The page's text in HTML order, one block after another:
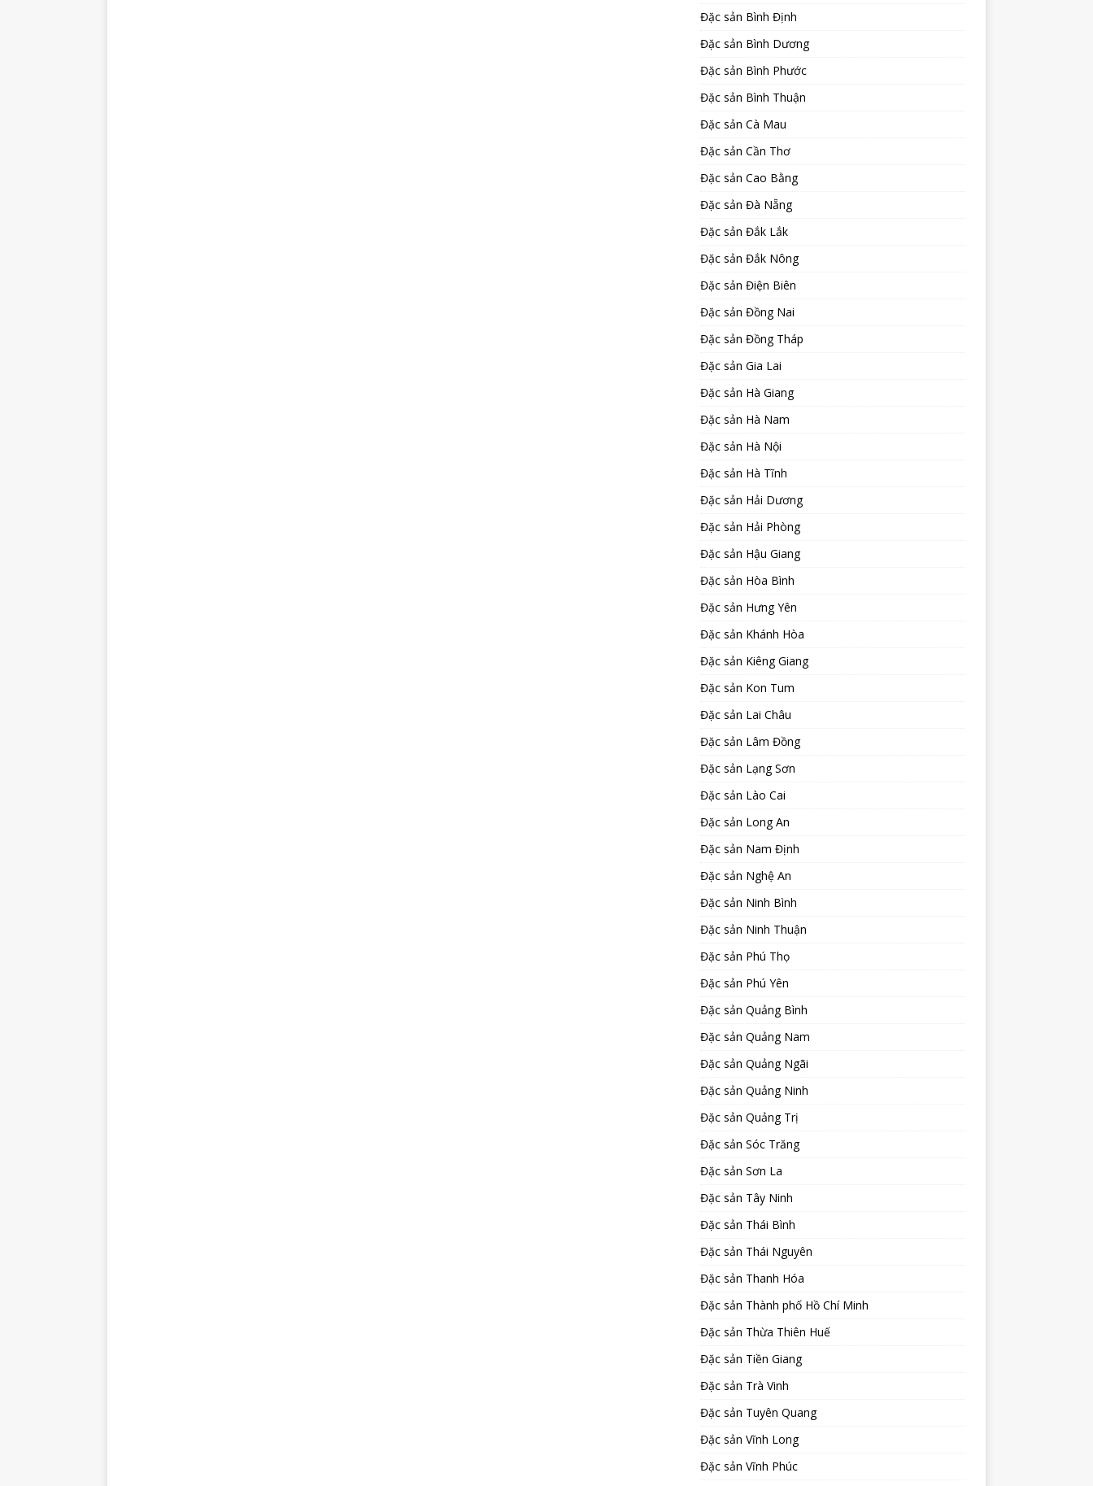
Đặc sản Bình Định
Đặc sản Bình Dương
Đặc sản Bình Phước
Đặc sản Bình Thuận
Đặc sản Cà Mau
Đặc sản Cần Thơ
Đặc sản Cao Bằng
Đặc sản Đà Nẵng
Đặc sản Đắk Lắk
Đặc sản Đắk Nông
Đặc sản Điện Biên
Đặc sản Đồng Nai
Đặc sản Đồng Tháp
Đặc sản Gia Lai
Đặc sản Hà Giang
Đặc sản Hà Nam
Đặc sản Hà Nội
Đặc sản Hà Tĩnh
Đặc sản Hải Dương
Đặc sản Hải Phòng
Đặc sản Hậu Giang
Đặc sản Hòa Bình
Đặc sản Hưng Yên
Đặc sản Khánh Hòa
Đặc sản Kiêng Giang
Đặc sản Kon Tum
Đặc sản Lai Châu
Đặc sản Lâm Đồng
Đặc sản Lạng Sơn
Đặc sản Lào Cai
Đặc sản Long An
Đặc sản Nam Định
Đặc sản Nghệ An
Đặc sản Ninh Bình
Đặc sản Ninh Thuận
Đặc sản Phú Thọ
Đặc sản Phú Yên
Đặc sản Quảng Bình
Đặc sản Quảng Nam
Đặc sản Quảng Ngãi
Đặc sản Quảng Ninh
Đặc sản Quảng Trị
Đặc sản Sóc Trăng
Đặc sản Sơn La
Đặc sản Tây Ninh
Đặc sản Thái Bình
Đặc sản Thái Nguyên
Đặc sản Thanh Hóa
Đặc sản Thành phố Hồ Chí Minh
Đặc sản Thừa Thiên Huế
Đặc sản Tiền Giang
Đặc sản Trà Vinh
Đặc sản Tuyên Quang
Đặc sản Vĩnh Long
Đặc sản Vĩnh Phúc